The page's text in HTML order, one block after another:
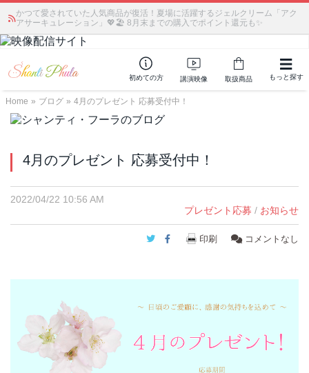
かつて愛されていた人気商品が復活！夏場に活躍するジェルクリーム「アク
アサーキュレーション」💖🏖️ 8月末までの購入でポイント還元も✨
初めての方 講演映像 取扱商品 もっと探す
Home » ブログ » 4月のプレゼント 応募受付中！
4月のプレゼント 応募受付中！
2022/04/22 10:56 AM
プレゼント応募 / お知らせ
Twitter
Facebook
印刷 コメントなし